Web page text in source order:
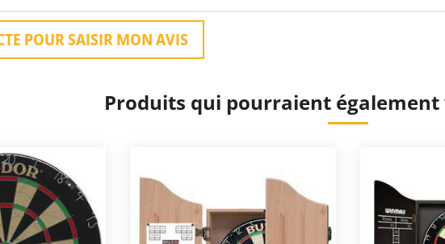
POUR SAISIR MON AVIS
Produits qui pourraient